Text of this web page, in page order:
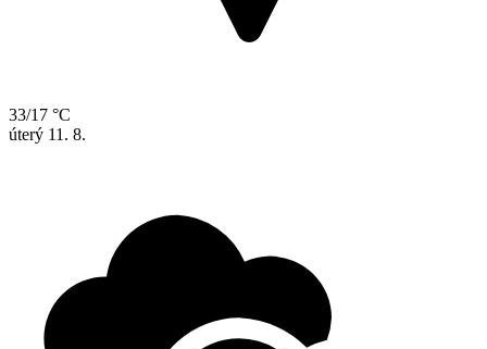
33/17 °C
úterý 11. 8.